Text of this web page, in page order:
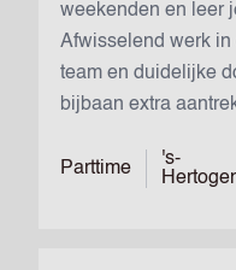
Parttime
's-
weekenden en leer
Afwisselend werk
team en duidelijke
bijbaan extra